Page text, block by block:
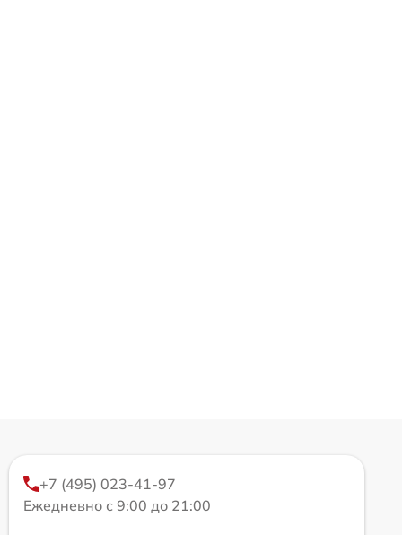
+7 (495) 023-41-97
Ежедневно с 9:00 до 21:00